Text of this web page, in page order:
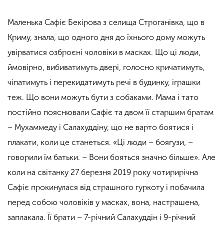
Маленька Сафіє Бекірова з селища Строганівка, що в
Криму, знала, що одного дня до їхнього дому можуть
увірватися озброєні чоловіки в масках. Що ці люди,
ймовірно, вибиватимуть двері, голосно кричатимуть,
чіпатимуть і перекидатимуть речі в будинку, іграшки
теж. Що вони можуть бути з собаками. Мама і тато
постійно пояснювали Сафіє та двом її старшим братам
– Мухаммеду і Салахуддіну, що не варто боятися і
плакати, коли це станеться. «Ці люди – боягузи, –
говорили їм батьки. – Вони бояться значно більше». Але
коли на світанку 27 березня 2019 року чотирирічна
Сафіє прокинулася від страшного гуркоту і побачила
перед собою чоловіків у масках, вона, настрашена,
заплакала. Її брати – 7-річний Салахуддін і 9-річний